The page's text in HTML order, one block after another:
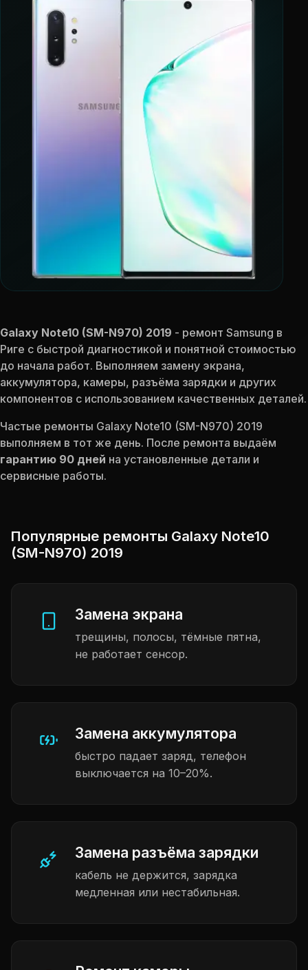
Galaxy Note10 (SM-N970) 2019 - ремонт Samsung в
Риге с быстрой диагностикой и понятной стоимостью
до начала работ. Выполняем замену экрана,
аккумулятора, камеры, разъёма зарядки и других
компонентов с использованием качественных деталей.
Частые ремонты Galaxy Note10 (SM-N970) 2019
выполняем в тот же день. После ремонта выдаём
гарантию 90 дней на установленные детали и
сервисные работы.
Популярные ремонты Galaxy Note10
(SM-N970) 2019
Замена экрана
трещины, полосы, тёмные пятна,
не работает сенсор.
Замена аккумулятора
быстро падает заряд, телефон
выключается на 10–20%.
Замена разъёма зарядки
кабель не держится, зарядка
медленная или нестабильная.